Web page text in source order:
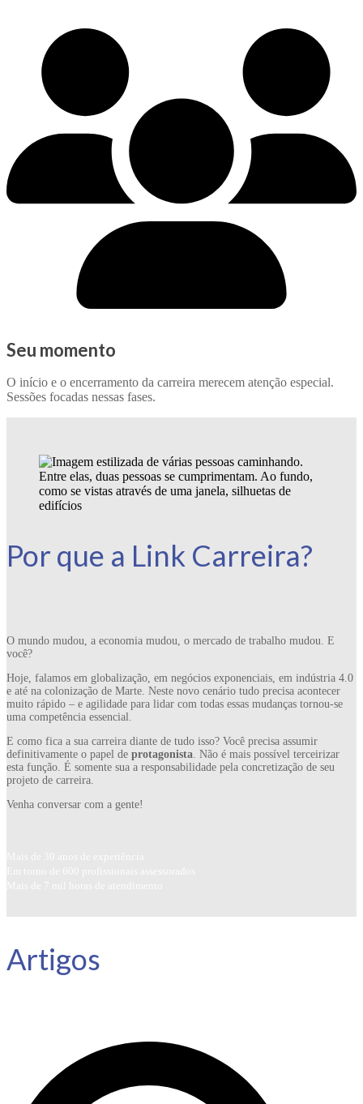
Seu momento
O início e o encerramento da carreira merecem atenção especial.
Sessões focadas nessas fases.
Por que a Link Carreira?
O mundo mudou, a economia mudou, o mercado de trabalho mudou. E
você?
Hoje, falamos em globalização, em negócios exponenciais, em indústria 4.0
e até na colonização de Marte. Neste novo cenário tudo precisa acontecer
muito rápido – e agilidade para lidar com todas essas mudanças tornou-se
uma competência essencial.
E como fica a sua carreira diante de tudo isso? Você precisa assumir
definitivamente o papel de protagonista. Não é mais possível terceirizar
esta função. É somente sua a responsabilidade pela concretização de seu
projeto de carreira.
Venha conversar com a gente!
Artigos